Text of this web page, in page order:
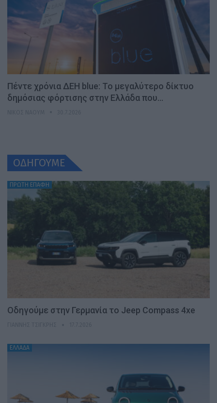
Πέντε χρόνια ΔΕΗ blue: Το μεγαλύτερο δίκτυο
δημόσιας φόρτισης στην Ελλάδα που…
ΟΔΗΓΟΥΜΕ
ΠΡΩΤΗ ΕΠΑΦΗ
Οδηγούμε στην Γερμανία το Jeep Compass 4xe
ΕΛΛΑΔΑ